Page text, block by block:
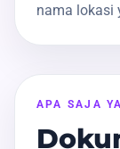
nama lokasi
APA SAJA